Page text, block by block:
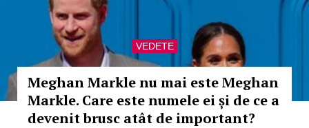
VEDETE
Meghan Markle nu mai este Meghan
Markle. Care este numele ei și de ce a
devenit brusc atât de important?